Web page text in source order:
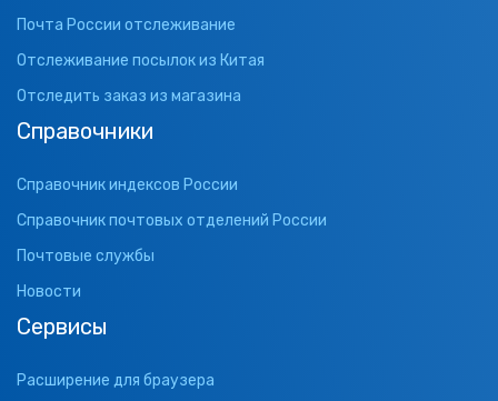
Почта России отслеживание
Отслеживание посылок из Китая
Отследить заказ из магазина
Справочники
Справочник индексов России
Справочник почтовых отделений России
Почтовые службы
Новости
Сервисы
Расширение для браузера